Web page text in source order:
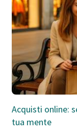
Acquisti online:
tua mente